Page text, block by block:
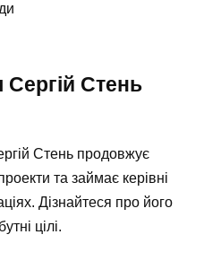
Стень
Стень продовжує
та займає керівні
Дізнайтеся про його
цілі.